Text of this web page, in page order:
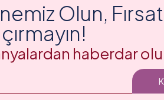
Olun,
haberdar